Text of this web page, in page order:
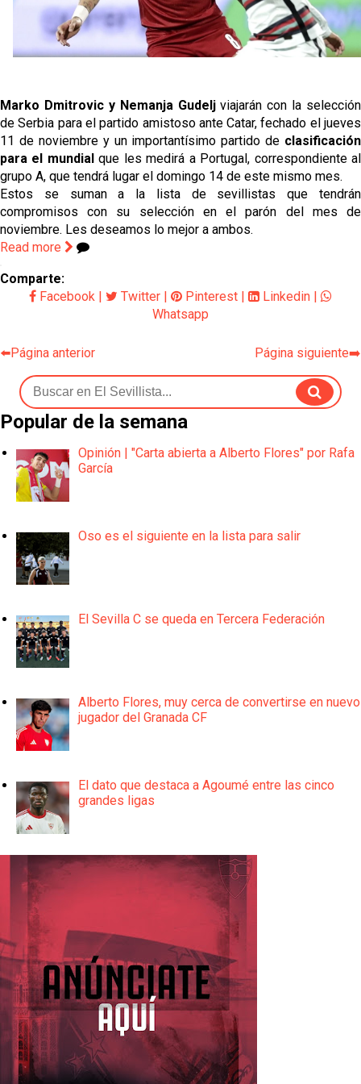
Los posibles herederos del número 16 tras la
Joan Jordán podría tener al Estrela Amadora como
destino este lunes
El Sevilla FC Femenino ya conoce su rival para
semifinales
IDV reclama dinero al Sevilla por Mercado
Marko Dmitrovic y Nemanja Gudeljviajarán con la selección
de Serbia para el partido amistoso ante Catar, fechado el jueves
11 de noviembre y un importantísimo partido de clasificación
para el mundial que les medirá a Portugal, correspondiente al
grupo A, que tendrá lugar el domingo 14 de este mismo mes.
Estos se suman a la lista de sevillistas que tendrán
compromisos con su selección en el parón del mes de
noviembre. Les deseamos lo mejor a ambos.
Read more
Comparte:
Facebook
Twitter Pinterest Linkedin
Whatsapp
⬅️Página anterior Página siguiente➡️
Popular de la semana
Opinión | "Carta abierta a Alberto Flores" por Rafa
García
Oso es el siguiente en la lista para salir
El Sevilla C se queda en Tercera Federación
Alberto Flores, muy cerca de convertirse en nuevo
jugador del Granada CF
El dato que destaca a Agoumé entre las cinco
grandes ligas